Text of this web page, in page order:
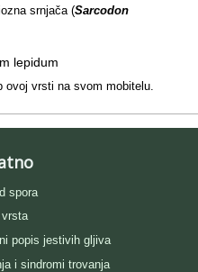
srnjača (Sarcodon
vrsti na svom mobitelu.
spora
vrsta
popis jestivih gljiva
i sindromi trovanja